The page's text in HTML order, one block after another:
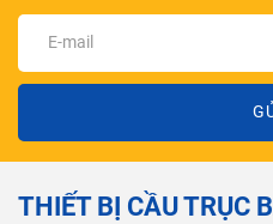
THIẾT BỊ CẦU TRỤC